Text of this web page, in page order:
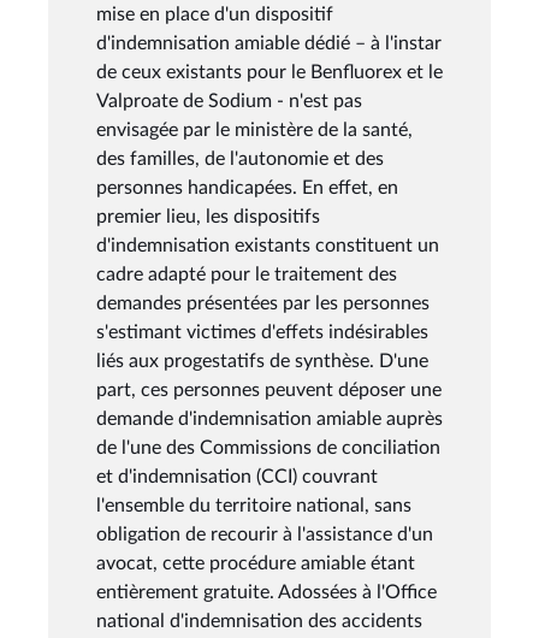
mise en place d'un dispositif
d'indemnisation amiable dédié – à l'instar
de ceux existants pour le Benfluorex et le
Valproate de Sodium - n'est pas
envisagée par le ministère de la santé,
des familles, de l'autonomie et des
personnes handicapées. En effet, en
premier lieu, les dispositifs
d'indemnisation existants constituent un
cadre adapté pour le traitement des
demandes présentées par les personnes
s'estimant victimes d'effets indésirables
liés aux progestatifs de synthèse. D'une
part, ces personnes peuvent déposer une
demande d'indemnisation amiable auprès
de l'une des Commissions de conciliation
et d'indemnisation (CCI) couvrant
l'ensemble du territoire national, sans
obligation de recourir à l'assistance d'un
avocat, cette procédure amiable étant
entièrement gratuite. Adossées à l'Office
national d'indemnisation des accidents